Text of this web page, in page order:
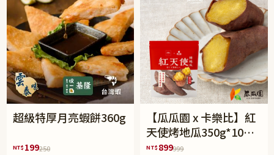
超級特厚月亮蝦餅360g
NT$ 199250
【瓜瓜園 x 卡樂比】紅
天使烤地瓜350g*10包
(免運組)
NT$ 899999